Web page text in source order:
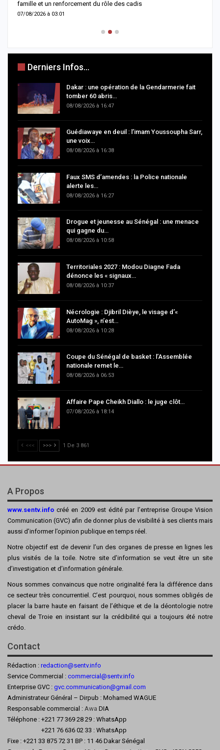
famille et un renforcement du rôle des cadis
07/08/2026 à 03:01
Derniers Infos...
Dakar : une opération de la Gendarmerie fait
tomber 60 abris…
08/08/2026 à 16:47
Guédiawaye en deuil : l’imam Youssoupha Sarr,
une voix…
08/08/2026 à 16:38
Faux SMS d’amendes : la Police nationale
alerte les…
08/08/2026 à 16:27
Drogue et jeunesse au Sénégal : une menace
qui gagne du…
08/08/2026 à 10:58
Territoriales 2027 : Modou Diagne Fada
dénonce les « signaux…
08/08/2026 à 10:37
Nécrologie : Djibril Dièye, le visage d’«
AutoMag », n’est…
08/08/2026 à 10:28
Coupe du Sénégal de basket : l’Assemblée
nationale remet le…
08/08/2026 à 06:53
Affaire Pape Cheikh Diallo : le juge clôt…
07/08/2026 à 18:14
<<< >>> 1 De 3 861
A Propos
www.sentv.info créé en 2009 est édité par l’entreprise Groupe Vision
Communication (GVC) afin de donner plus de visibilité à ses clients mais
aussi d’informer l’opinion publique en temps réel.
Notre objectif est de devenir l’un des organes de presse en lignes les
plus visités de la toile. Notre site d’information se veut être un site
d’investigation et d’information générale.
Nous sommes convaincus que notre originalité fera la différence dans
ce secteur très concurrentiel. C’est pourquoi, nous sommes obligés de
placer la barre haute en faisant de l’éthique et de la déontologie notre
cheval de Troie en insistant sur la crédibilité qui a toujours été notre
crédo.
Contact
Rédaction : redaction@sentv.info
Service Commercial : commercial@sentv.info
Enterprise GVC : gvc.communication@gmail.com
Administrateur Général – Dirpub : Mohamed WAGUE
Responsable commercial : Awa DIA
Téléphone : +221 77 369 28 29 : WhatsApp
+221 76 636 02 33 : WhatsApp
Fixe : +221 33 875 72 31 BP : 11 46 Dakar Sénégal